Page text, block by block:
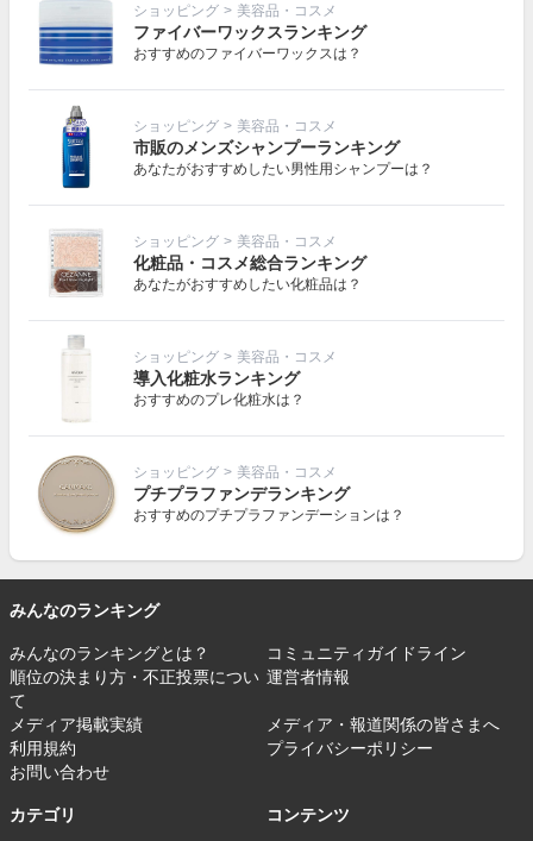
ショッピング > 美容品・コスメ
ファイバーワックスランキング
おすすめのファイバーワックスは？
ショッピング > 美容品・コスメ
市販のメンズシャンプーランキング
あなたがおすすめしたい男性用シャンプーは？
ショッピング > 美容品・コスメ
化粧品・コスメ総合ランキング
あなたがおすすめしたい化粧品は？
ショッピング > 美容品・コスメ
導入化粧水ランキング
おすすめのプレ化粧水は？
ショッピング > 美容品・コスメ
プチプラファンデランキング
おすすめのプチプラファンデーションは？
みんなのランキング
みんなのランキングとは？
コミュニティガイドライン
順位の決まり方・不正投票につい
て
運営者情報
メディア掲載実績
メディア・報道関係の皆さまへ
利用規約
プライバシーポリシー
お問い合わせ
カテゴリ コンテンツ